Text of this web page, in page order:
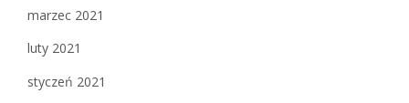
marzec 2021
luty 2021
styczeń 2021